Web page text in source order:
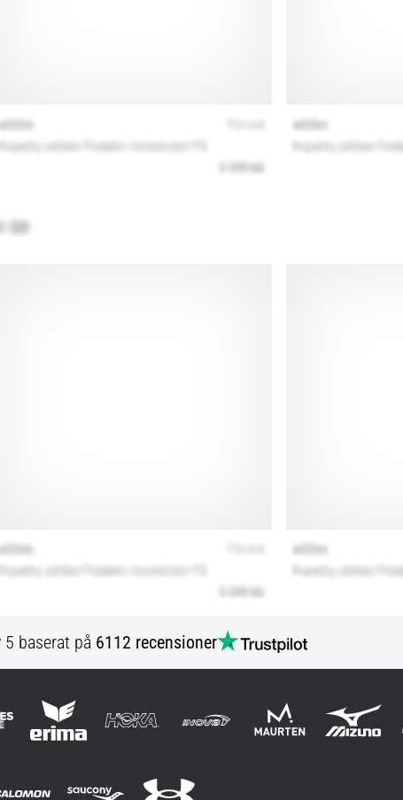
5 baserat på 6112 recensioner